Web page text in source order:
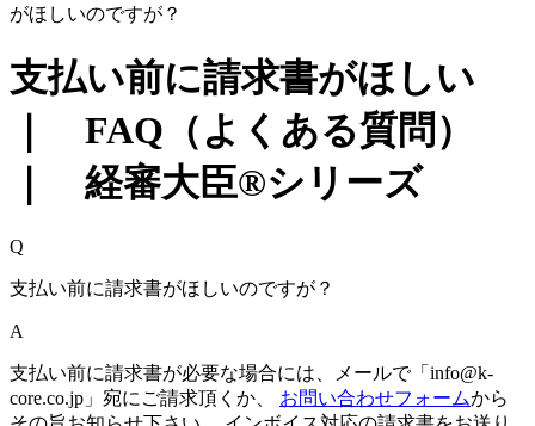
がほしいのですが？
支払い前に請求書がほしい
｜ FAQ（よくある質問）
｜ 経審大臣®シリーズ
Q
支払い前に請求書がほしいのですが？
A
支払い前に請求書が必要な場合には、メールで「info@k-
core.co.jp」宛にご請求頂くか、 お問い合わせフォームから